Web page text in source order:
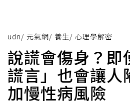
udn/ 元氣網/ 養生/ 心理學解密
說謊會傷身？即
謊言」也會讓人
加慢性病風險